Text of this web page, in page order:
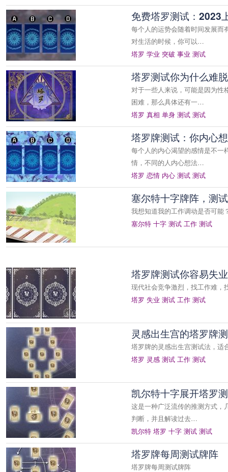
免费塔罗测试：2023
每个人的运势会随着时间发展而
对生活的时候，你可以…
塔罗 学业 突破 事业 测试
塔罗测试你为什么难
对于一些人来说，可能是因为性
困难，那么具体还有一…
塔罗 真相 单身 测试 测试
塔罗牌测试：你内心
每个人的内心渴望的感情是不一
情，不同的人内心想法…
塔罗 恋情 内心 测试 测试
塞尔特十字牌阵，测
我想知道我的工作调动是否可能
塞尔特 十字 测试 工作 测试
塔罗牌测试你容易失
现代社会竞争激烈，找工作难，
塔罗 失业 测试 工作 测试
灵感出生宫的塔罗牌
塔罗牌的灵感出生宫测试法，适
塔罗 灵感 测试 工作 测试
凯尔特十字展开塔罗
这是一种广泛流传的推测方式，
判断，并且解读过去…
凯尔特 塔罗 十字 测试 测试
塔罗牌每周测试牌阵
塔罗牌每周测试牌阵